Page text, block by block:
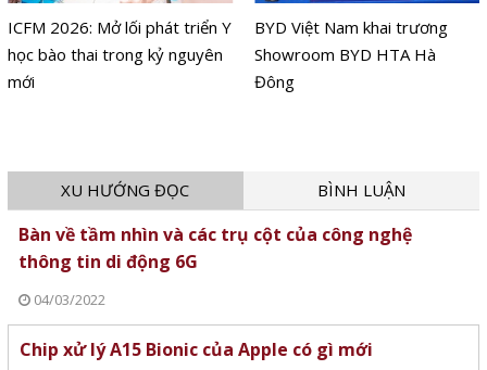
ICFM 2026: Mở lối phát triển Y
học bào thai trong kỷ nguyên
mới
BYD Việt Nam khai trương
Showroom BYD HTA Hà
Đông
XU HƯỚNG ĐỌC BÌNH LUẬN
Bàn về tầm nhìn và các trụ cột của công nghệ
thông tin di động 6G
04/03/2022
Chip xử lý A15 Bionic của Apple có gì mới